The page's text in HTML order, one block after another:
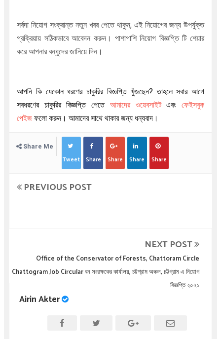
সর্বদা নিয়োগ সংক্রান্ত নতুন খবর পেতে থাকুন, এই নিয়োগের জন্য উপর্যুক্ত
প্রক্রিয়ায় সঠিকভাবে আবেদন করুন। পাশাপাশি নিয়োগ বিজ্ঞপ্তি টি শেয়ার
করে আপনার বন্ধুদের জানিয়ে দিন।
আপনি কি যেকোন ধরণের চাকুরির বিজ্ঞপ্তি খুঁজছেন?তাহলে সবার আগে
সবধরণের চাকুরির বিজ্ঞপ্তি পেতে আমাদের ওয়েবসাইট এবংফেইসবুক
পেইজফলো করুন। আমাদের সাথে থাকার জন্য ধন্যবাদ।
Share Me
Tweet Share Share Share Share
PREVIOUS POST
NEXT POST
Office of the Conservator of Forests, Chattoram Circle
Chattogram Job Circular বন সংরক্ষকের কার্যালয়, চট্টগ্রাম অঞ্চল, চট্টগ্রাম এ নিয়োগ
বিজ্ঞপ্তি ২০২১
Airin Akter